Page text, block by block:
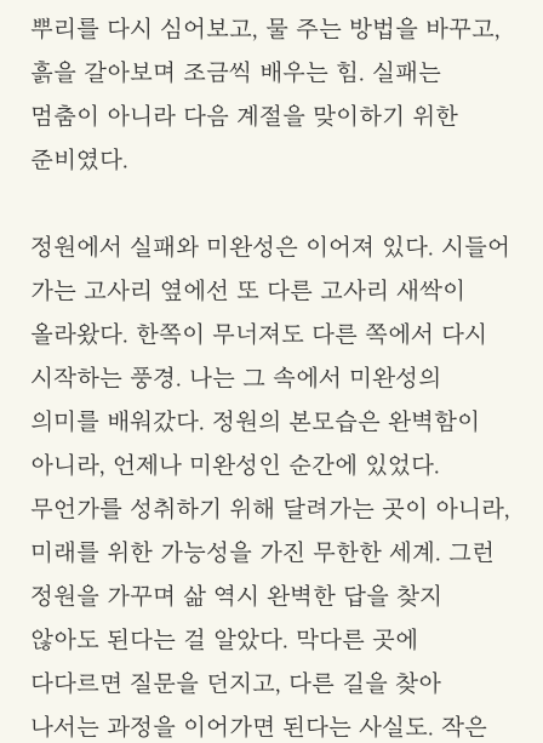
뿌리를 다시 심어보고, 물 주는 방법을 바꾸고,
흙을 갈아보며 조금씩 배우는 힘. 실패는
멈춤이 아니라 다음 계절을 맞이하기 위한
준비였다.
정원에서 실패와 미완성은 이어져 있다. 시들어
가는 고사리 옆에선 또 다른 고사리 새싹이
올라왔다. 한쪽이 무너져도 다른 쪽에서 다시
시작하는 풍경. 나는 그 속에서 미완성의
의미를 배워갔다. 정원의 본모습은 완벽함이
아니라, 언제나 미완성인 순간에 있었다.
무언가를 성취하기 위해 달려가는 곳이 아니라,
미래를 위한 가능성을 가진 무한한 세계. 그런
정원을 가꾸며 삶 역시 완벽한 답을 찾지
않아도 된다는 걸 알았다. 막다른 곳에
다다르면 질문을 던지고, 다른 길을 찾아
나서는 과정을 이어가면 된다는 사실도. 작은